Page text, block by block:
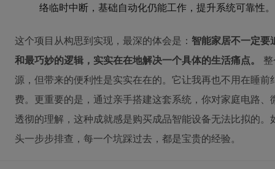
络临时中断，基础自动化仍能工作，提升系统可靠性。
这个项目从构思到实现，最深的体会是： 智能家居不一定要
和最巧妙的逻辑，实实在在地解决一个具体的生活痛点。
源，但带来的便利性是实实在在的。它让我再也不用在睡
费。更重要的是，通过亲手搭建这套系统，你对家庭电路
透彻的理解，这种成就感是购买成品智能设备无法比拟的
头一步步排查，每一个坑踩过去，都是宝贵的经验。